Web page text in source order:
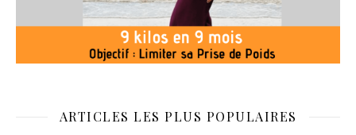
ARTICLES LES PLUS POPULAIRES